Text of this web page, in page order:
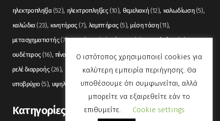
ηλεκτροπληξία (52) ηλεκτροπληξίες (10) θεμελιακή (12) καλωδίωση (5)
καλώδια (23) κινητήρας (7) λαμπτήρας (5) μέση τάση(11)
μετασχηματιστής(7) μετρήσεις(12) μόνωση(6) οπτικές ίνες(11)
ουδέτερος (16) πίνακας (17) πίνακες(7) πυρανίχνευση (6) ρελέ(36)
ρελέ διαρροής (26) συναγερμός(5) σωληνώσεις(5) τάση(13)
υποβρύχιο (5) υψηλή τάση(8) φωτισμός (6)
Kατηγορίες
Ο ιστότοπος χρησιμοποιεί cookies για
καλύτερη εμπειρία περιήγησης. Θα
υποθέσουμε ότι συμφωνείται, αλλά
μπορείτε να εξαιρεθείτε εάν το
επιθυμείτε.
Cookie settings